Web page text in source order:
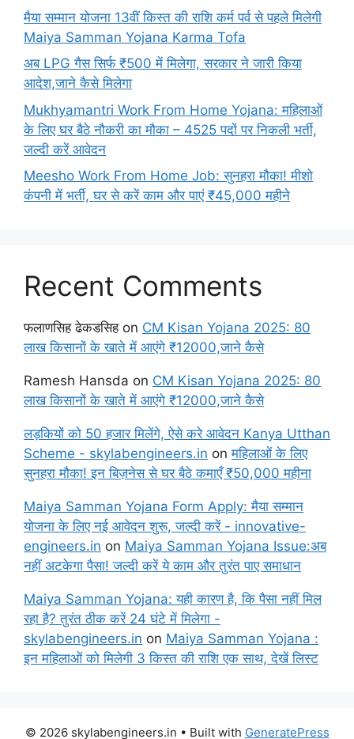
मैया सम्मान योजना 13वीं किस्त की राशि कर्म पर्व से पहले मिलेगी
Maiya Samman Yojana Karma Tofa
अब LPG गैस सिर्फ ₹500 में मिलेगा, सरकार ने जारी किया
आदेश,जाने कैसे मिलेगा
Mukhyamantri Work From Home Yojana: महिलाओं
के लिए घर बैठे नौकरी का मौका – 4525 पदों पर निकली भर्ती,
जल्दी करें आवेदन
Meesho Work From Home Job: सुनहरा मौका! मीशो
कंपनी में भर्ती, घर से करें काम और पाएं ₹45,000 महीने
Recent Comments
फलाणसिह ढेकडसिहon CM Kisan Yojana 2025: 80
लाख किसानों के खाते में आएंगे ₹12000,जाने कैसे
Ramesh Hansda on CM Kisan Yojana 2025: 80
लाख किसानों के खाते में आएंगे ₹12000,जाने कैसे
लड़कियों को 50 हजार मिलेंगे, ऐसे करे आवेदन Kanya Utthan
Scheme - skylabengineers.in onमहिलाओं के लिए
सुनहरा मौका! इन बिज़नेस से घर बैठे कमाएँ ₹50,000 महीना
Maiya Samman Yojana Form Apply: मैया सम्मान
योजना के लिए नई आवेदन शुरू, जल्दी करें - innovative-
engineers.in on Maiya Samman Yojana Issue:अब
नहीं अटकेगा पैसा! जल्दी करें ये काम और तुरंत पाए समाधान
Maiya Samman Yojana: यही कारण है, कि पैसा नहीं मिल
रहा है? तुरंत ठीक करें 24 घंटे में मिलेगा -
skylabengineers.in on Maiya Samman Yojana :
इन महिलाओं को मिलेगी 3 किस्त की राशि एक साथ, देखें लिस्ट
© 2026 skylabengineers.in • Built with GeneratePress